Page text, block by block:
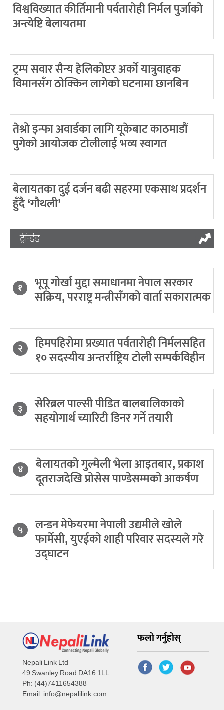
विश्वविख्यात कीर्तिमानी पर्वतारोही निर्मल पुर्जाको
अन्त्येष्टि बेलायतमा
ट्रम्प सवार सैन्य हेलिकोप्टर अर्को यात्रुवाहक
विमानसँग ठोक्किन लागेको घटनामा छानबिन
तेश्रो इन्फा अवार्डका लागि यूकेबाट काठमाडौं
पुगेको आयोजक टोलीलाई भव्य स्वागत
बेलायतका दुई दर्जन बढी सहरमा एकसाथ प्रदर्शन
हुँदै ‘गौथली’
ट्रेन्डिङ
१ भूपू गोर्खा मुद्दा समाधानमा नेपाल सरकार
सक्रिय, परराष्ट्र मन्त्रीसँगको वार्ता सकारात्मक
२ हिमपहिरोमा प्रख्यात पर्वतारोही निर्मलसहित
१० सदस्यीय अन्तर्राष्ट्रिय टोली सम्पर्कविहीन
३ सेरिब्रल पाल्सी पीडित बालबालिकाको
सहयोगार्थ च्यारिटी डिनर गर्ने तयारी
४ बेलायतको गुल्मेली भेला आइतबार, प्रकाश
दूतराजदेखि प्रोसेस पाण्डेसम्मको आकर्षण
५ लन्डन मेफेयरमा नेपाली उद्यमीले खोले
फार्मेसी, युएईको शाही परिवार सदस्यले गरे
उद्घाटन
Nepali Link Ltd
49 Swanley Road DA16 1LL
Ph: (44)7411654388
Email: info@nepalilink.com
फलो गर्नुहोस्